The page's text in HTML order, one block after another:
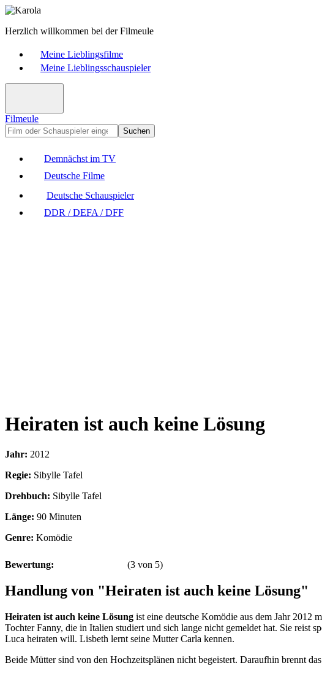
Herzlich willkommen bei der Filmeule
Meine Lieblingsfilme
Meine Lieblingsschauspieler
Filmeule
Suchen
Demnächst im TV
Deutsche Filme
Deutsche Schauspieler
DDR / DEFA / DFF
Heiraten ist auch keine Lösung
Jahr: 2012
Regie: Sibylle Tafel
Drehbuch: Sibylle Tafel
Länge: 90 Minuten
Genre: Komödie
Bewertung: (3 von 5)
Handlung von "Heiraten ist auch keine Lösung"
Heiraten ist auch keine Lösung ist eine deutsche Komödie aus dem Jahr 2012
Tochter Fanny, die in Italien studiert und sich lange nicht gemeldet hat. Sie reist
Luca heiraten will. Lisbeth lernt seine Mutter Carla kennen.
Beide Mütter sind von den Hochzeitsplänen nicht begeistert. Daraufhin brennt